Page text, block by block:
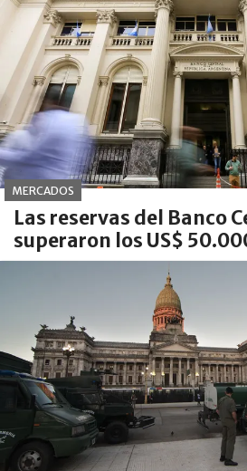
MERCADOS
Las reservas del Banco
superaron los US$